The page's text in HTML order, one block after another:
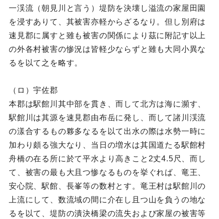
一渓流（朝見川と言う）堤防を決壊し溢流の家屋田園
を浸すありて、其被害亦軽からざるなり。但し別府は
速見郡に属すと雖も被害の関係により茲に附記す以上
の外各村被害の惨況は皆軽少ならずと雖も大同小異な
るを以て之を略す。
（ロ）宇佐郡
本郡は駅館川其中部を貫き、而して北方は海に瀕す、
駅館川は其源を速見郡由布岳に発し、而して諸川渓流
の漾合するもの夥多なるを以て出水の際は水勢一時に
加わり頗る強大なり、当日の増水は其国道たる駅館村
舟橋の在る所に於て平水より高きこと2丈4.5尺、而し
て、被害の最も大且つ惨なるものを挙ぐれば、竜王、
安心院、駅館、長峯等の数村とす。竜王村は駅館川の
上流にして、数流域の間に介在し且つ山を負うの地な
るを以て、堤防の潰決橋梁の流失および家屋の被害等